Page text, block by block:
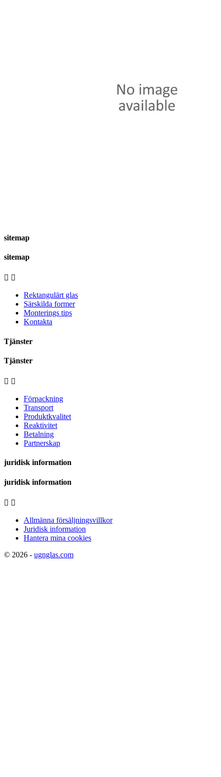
sitemap
sitemap
 
Rektangulärt glas
Särskilda former
Monterings tips
Kontakta
Tjänster
Tjänster
 
Förpackning
Transport
Produktkvalitet
Reaktivitet
Betalning
Partnerskap
juridisk information
juridisk information
 
Allmänna försäljningsvillkor
Juridisk information
Hantera mina cookies
© 2026 - ugnglas.com